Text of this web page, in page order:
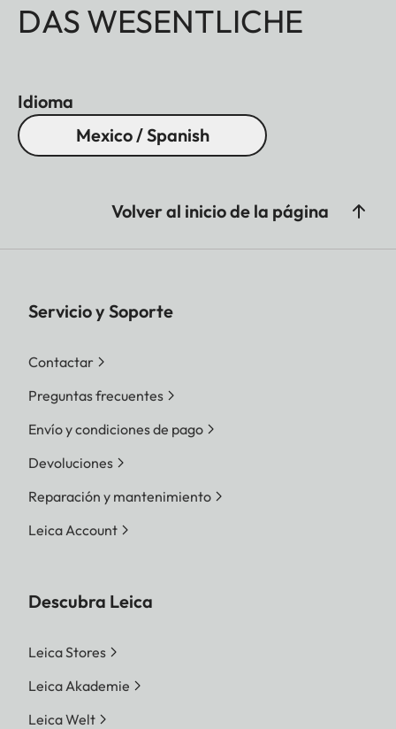
DAS WESENTLICHE
Idioma
Mexico / Spanish
Volver al inicio de la página
Servicio y Soporte
Contactar
Preguntas frecuentes
Envío y condiciones de pago
Devoluciones
Reparación y mantenimiento
Leica Account
Descubra Leica
Leica Stores
Leica Akademie
Leica Welt